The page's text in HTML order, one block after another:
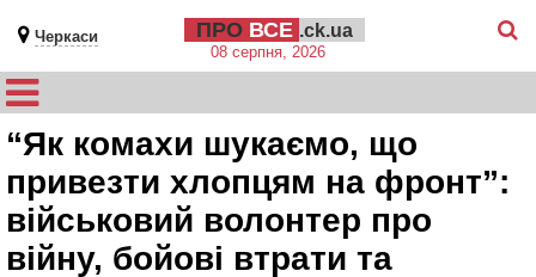
Черкаси ПРО ВСЕ .ck.ua
08 серпня, 2026
“Як комахи шукаємо, що
привезти хлопцям на фронт”:
військовий волонтер про
війну, бойові втрати та